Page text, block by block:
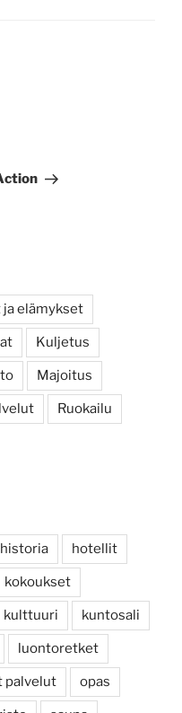
elämykset
Kuljetus
Majoitus
Ruokailu
historia hotellit
kokoukset
kulttuuri kuntosali
luontoretket
palvelut opas